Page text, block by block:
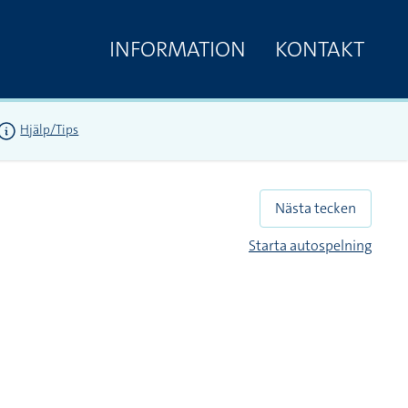
INFORMATION KONTAKT
Hjälp/Tips
Nästa tecken
Starta autospelning